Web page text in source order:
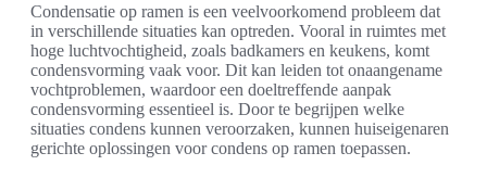
Condensatie op ramen is een veelvoorkomend probleem dat
in verschillende situaties kan optreden. Vooral in ruimtes met
hoge luchtvochtigheid, zoals badkamers en keukens, komt
condensvorming vaak voor. Dit kan leiden tot onaangename
vochtproblemen, waardoor een doeltreffende aanpak
condensvorming essentieel is. Door te begrijpen welke
situaties condens kunnen veroorzaken, kunnen huiseigenaren
gerichte oplossingen voor condens op ramen toepassen.